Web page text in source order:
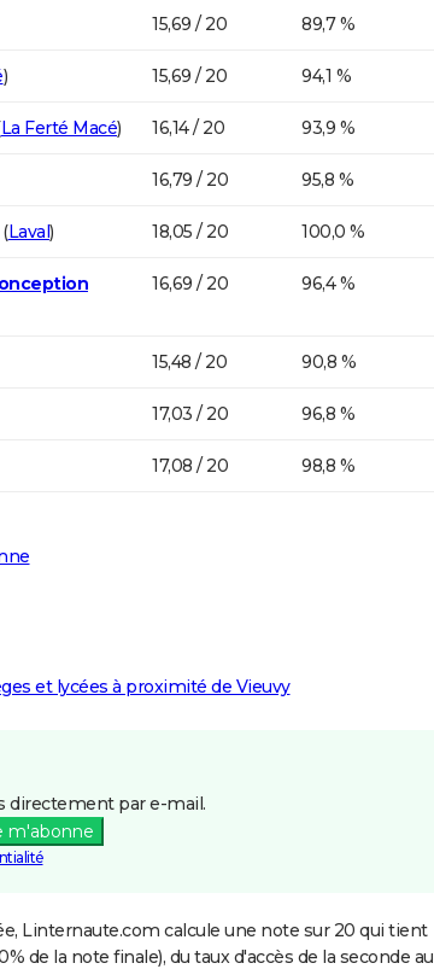
15,69 / 20 89,7 %
) 15,69 / 20 94,1 %
La Ferté Macé) 16,14 / 20 93,9 %
16,79 / 20 95,8 %
Laval) 18,05 / 20 100,0 %
16,69 / 20 96,4 %
15,48 / 20 90,8 %
17,03 / 20 96,8 %
17,08 / 20 98,8 %
et lycées à proximité de Vieuvy
directement par e-mail.
m'abonne
Linternaute.com calcule une note sur 20 qui tient
de la note finale), du taux d'accès de la seconde au